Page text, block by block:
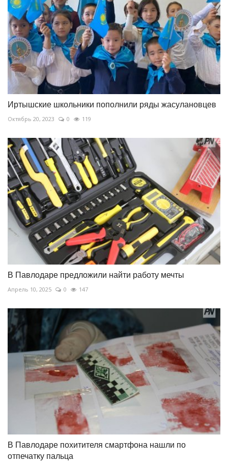
Иртышские школьники пополнили ряды жасулановцев
Октябрь 20, 2023 0 119
В Павлодаре предложили найти работу мечты
Апрель 10, 2025 0 147
В Павлодаре похитителя смартфона нашли по
отпечатку пальца